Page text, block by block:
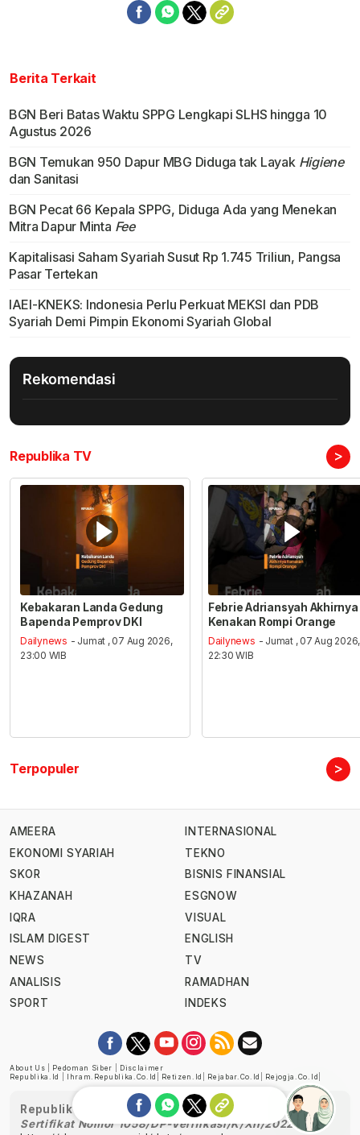
Berita Terkait
BGN Beri Batas Waktu SPPG Lengkapi SLHS hingga 10
Agustus 2026
BGN Temukan 950 Dapur MBG Diduga tak Layak Higiene
dan Sanitasi
BGN Pecat 66 Kepala SPPG, Diduga Ada yang Menekan
Mitra Dapur Minta Fee
Kapitalisasi Saham Syariah Susut Rp 1.745 Triliun, Pangsa
Pasar Tertekan
IAEI-KNEKS: Indonesia Perlu Perkuat MEKSI dan PDB
Syariah Demi Pimpin Ekonomi Syariah Global
Rekomendasi
Republika TV >
Kebakaran Landa Gedung
Bapenda Pemprov DKI
Dailynews - Jumat , 07 Aug 2026,
23:00 WIB
Febrie Adriansyah Akhirnya
Kenakan Rompi Orange
Dailynews - Jumat , 07 Aug 2026,
22:30 WIB
Terpopuler >
AMEERA
EKONOMI SYARIAH
SKOR
KHAZANAH
IQRA
ISLAM DIGEST
NEWS
ANALISIS
SPORT
INTERNASIONAL
TEKNO
BISNIS FINANSIAL
ESGNOW
VISUAL
ENGLISH
TV
RAMADHAN
INDEKS
About Us Pedoman Siber
Disclaimer
Republika.id
Ihram.republika.co.id Retizen.id Rejabar.co.id Rejogja.co.id
Republika telah diverifikasi oleh Dewan Pers
Sertifikat Nomor 1058/DP-Verifikasi/K/XII/2022